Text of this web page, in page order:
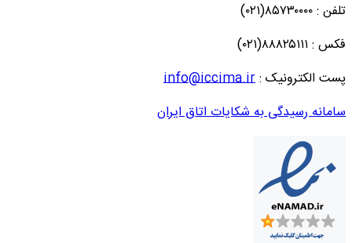
تلفن : ۸۵۷۳۰۰۰۰(۰۲۱)
فکس : ۸۸۸۲۵۱۱۱(۰۲۱)
پست الکترونیک :info@iccima.ir
سامانه رسیدگی به شکایات اتاق ایران